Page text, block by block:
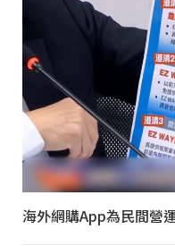
海外網購App為民間營